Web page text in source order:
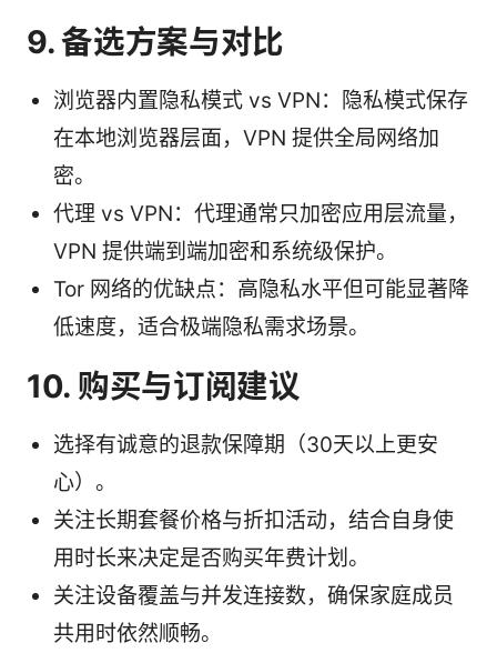
9. 备选方案与对比
浏览器内置隐私模式 vs VPN：隐私模式保存
在本地浏览器层面，VPN 提供全局网络加
密。
代理 vs VPN：代理通常只加密应用层流量，
VPN 提供端到端加密和系统级保护。
Tor 网络的优缺点：高隐私水平但可能显著降
低速度，适合极端隐私需求场景。
10. 购买与订阅建议
选择有诚意的退款保障期（30天以上更安
心）。
关注长期套餐价格与折扣活动，结合自身使
用时长来决定是否购买年费计划。
关注设备覆盖与并发连接数，确保家庭成员
共用时依然顺畅。